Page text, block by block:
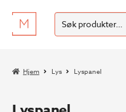
Hopp
til
Hopp
til
Søk
etter:
SØK
Hjem Lys Lyspanel